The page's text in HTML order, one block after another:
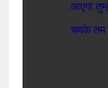
आएगा
चमके तम